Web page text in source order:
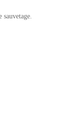
sauvetage.